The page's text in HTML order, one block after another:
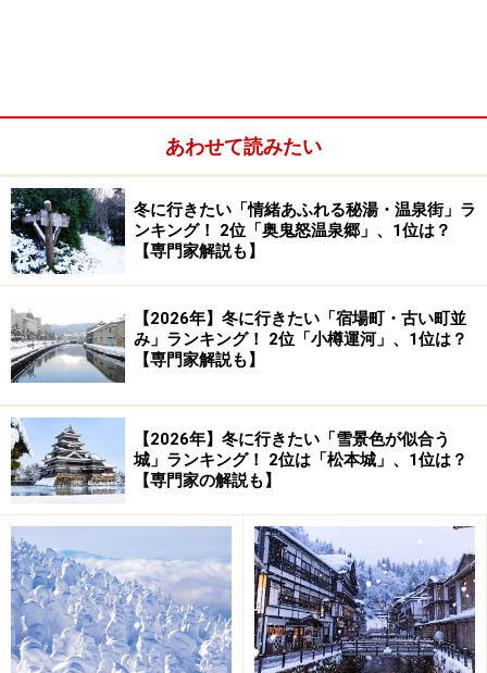
「春の四重奏」がそろわなくても美しい
あさひ舟川「春の四重奏」の概要とアクセス
雪山、桜、菜の花、チューリップが奏でる
「春の四重奏」
雪山と桜をバックにしたあさひ舟川「春の四重奏」の記念撮
影スポット（2023年4月2日撮影）
あさひ舟川「春の四重奏」（Googleマップ）は、富山県
朝日町で毎年春に開催されるイベントです。
朝日町は新潟県と長野県の県境と接している、富山県の
中で1番東にある町。海と山の距離が近く、鉄道と高速
道路が通る日本海側を中心に多くの人が暮らしていま
あわせて読みたい
冬に行きたい「情緒あふれる秘湯・温泉街」ラ
ンキング！ 2位「奥鬼怒温泉郷」、1位は？
【専門家解説も】
【2026年】冬に行きたい「宿場町・古い町並
み」ランキング！ 2位「小樽運河」、1位は？
【専門家解説も】
【2026年】冬に行きたい「雪景色が似合う
城」ランキング！ 2位は「松本城」、1位は？
【専門家の解説も】